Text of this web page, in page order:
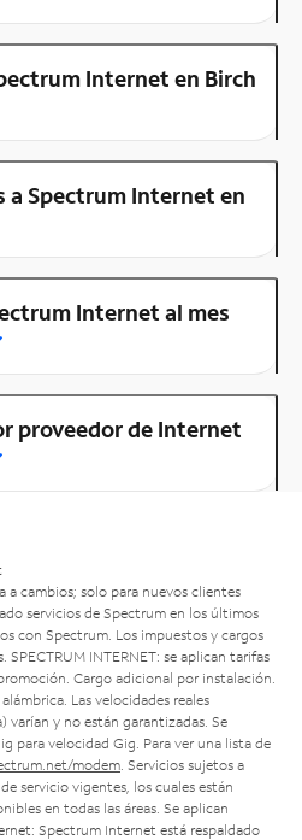
Internet en Birch
a Spectrum Internet en
Internet al mes
proveedor de Internet
cambios; solo para nuevos clientes
servicios de Spectrum en los últimos
con Spectrum. Los impuestos y cargos
INTERNET: se aplican tarifas
Cargo adicional por instalación.
Las velocidades reales
y no están garantizadas. Se
para velocidad Gig. Para ver una lista de
modem . Servicios sujetos a
servicio vigentes, los cuales están
en todas las áreas. Se aplican
Spectrum Internet está respaldado